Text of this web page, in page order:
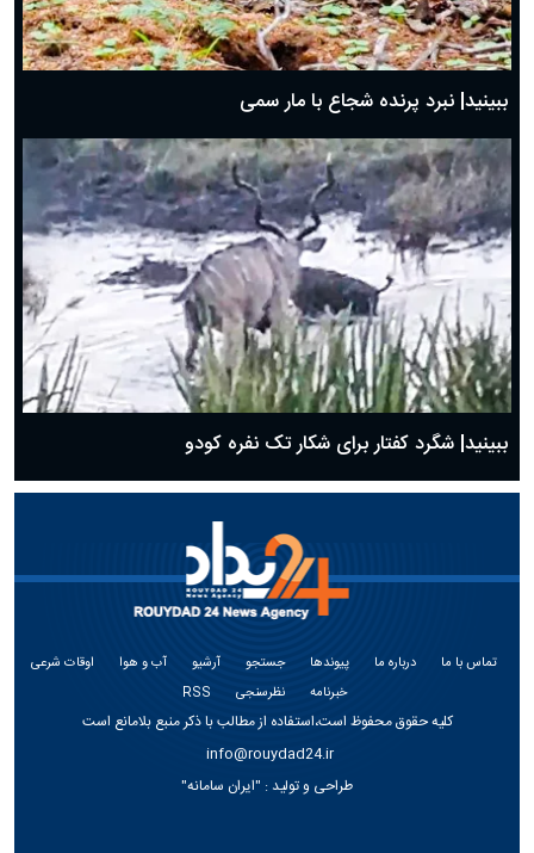
ببینید| نبرد پرنده شجاع با مار سمی
ببینید| شگرد کفتار برای شکار تک نفره کودو
تماس با ما درباره ما پیوندها جستجو آرشیو آب و هوا
اوقات شرعی
خبرنامه
نظرسنجی RSS
کلیه حقوق محفوظ است،استفاده از مطالب با ذکر منبع بلامانع است
info@rouydad24.ir
طراحی و تولید : "ایران سامانه"